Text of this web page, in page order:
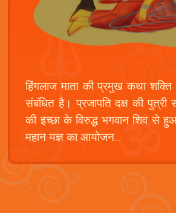
हिंगलाज माता की प्रमुख कथा शक्ति
संबंधित है। प्रजापति दक्ष की पुत्री
की इच्छा के विरुद्ध भगवान शिव से
महान यज्ञ का आयोजन...